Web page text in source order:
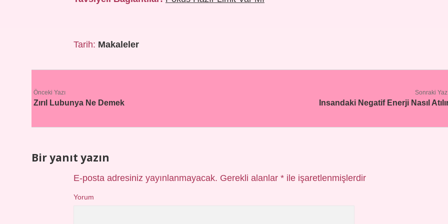
Tarih: Makaleler
Önceki Yazı
Zırıl Lubunya Ne Demek
Sonraki
Insandaki Negatif Enerji Nasıl
Bir yanıt yazın
E-posta adresiniz yayınlanmayacak. Gerekli alanlar *ile işaretlenmişlerdir
Yorum